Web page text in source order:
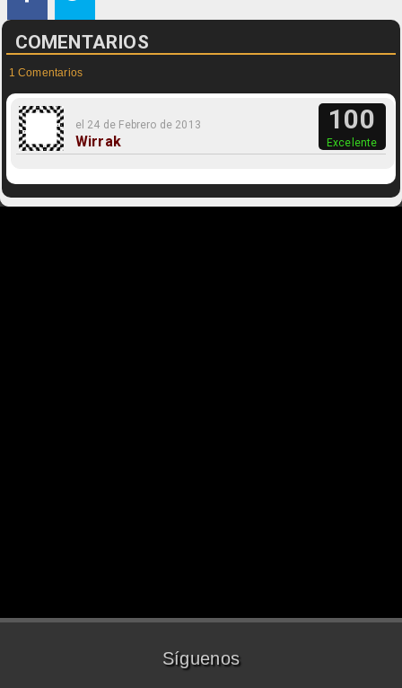
COMENTARIOS
1 Comentarios
100
Excelente
el 24 de Febrero de 2013
Wirrak
Síguenos